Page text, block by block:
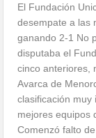
El Fundación
desempate a las
ganando 2-1 No
disputaba el
cinco anteriores,
Avarca de
clasificación
mejores equipos
Comenzó falto